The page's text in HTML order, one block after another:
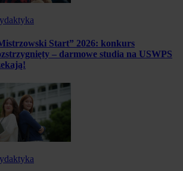
Start” 2026: konkurs
– darmowe studia na USWPS